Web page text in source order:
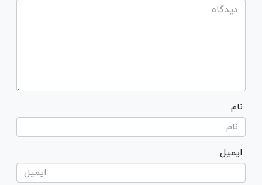
نام
ایمیل